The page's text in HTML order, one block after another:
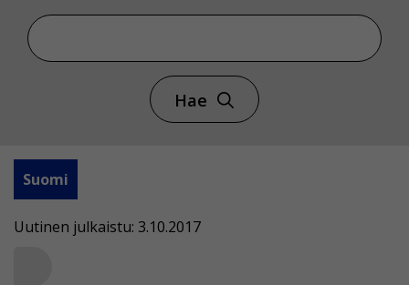
Hae
Suomi
Uutinen julkaistu: 3.10.2017